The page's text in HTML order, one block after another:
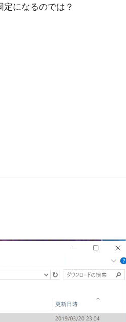
定になるのでは？